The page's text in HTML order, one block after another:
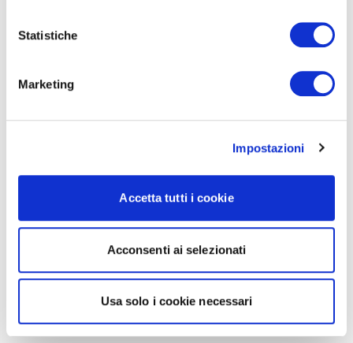
Statistiche
Marketing
Impostazioni
Accetta tutti i cookie
Acconsenti ai selezionati
Usa solo i cookie necessari